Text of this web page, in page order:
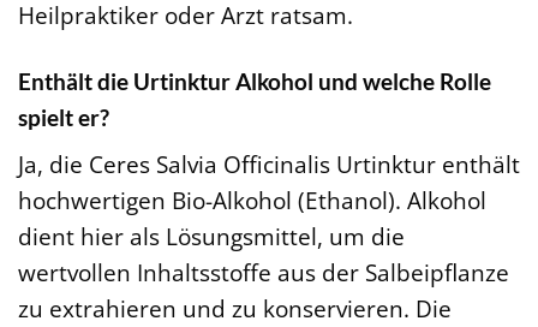
Heilpraktiker oder Arzt ratsam.
Enthält die Urtinktur Alkohol und welche Rolle
spielt er?
Ja, die Ceres Salvia Officinalis Urtinktur enthält
hochwertigen Bio-Alkohol (Ethanol). Alkohol
dient hier als Lösungsmittel, um die
wertvollen Inhaltsstoffe aus der Salbeipflanze
zu extrahieren und zu konservieren. Die